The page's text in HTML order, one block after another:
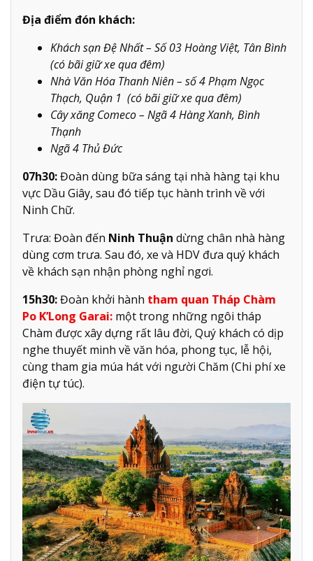
Địa điểm đón khách:
Khách sạn Đệ Nhất – Số 03 Hoàng Việt, Tân Bình
(có bãi giữ xe qua đêm)
Nhà Văn Hóa Thanh Niên – số 4 Phạm Ngọc
Thạch, Quận 1 (có bãi giữ xe qua đêm)
Cây xăng Comeco – Ngã 4 Hàng Xanh, Bình
Thạnh
Ngã 4 Thủ Đức
07h30:Đoàn dùng bữa sáng tại nhà hàng tại khu
vực Dầu Giây, sau đó tiếp tục hành trình về với
Ninh Chữ.
Trưa: Đoàn đến Ninh Thuận dừng chân nhà hàng
dùng cơm trưa. Sau đó, xe và HDV đưa quý khách
về khách sạn nhận phòng nghỉ ngơi.
15h30:Đoàn khởi hành tham quan Tháp Chàm
Po K’Long Garai: một trong những ngôi tháp
Chàm được xây dựng rất lâu đời, Quý khách có dịp
nghe thuyết minh về văn hóa, phong tục, lễ hội,
cùng tham gia múa hát với người Chăm (Chi phí xe
điện tự túc).